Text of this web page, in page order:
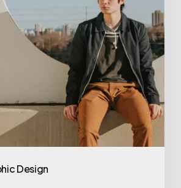
Design